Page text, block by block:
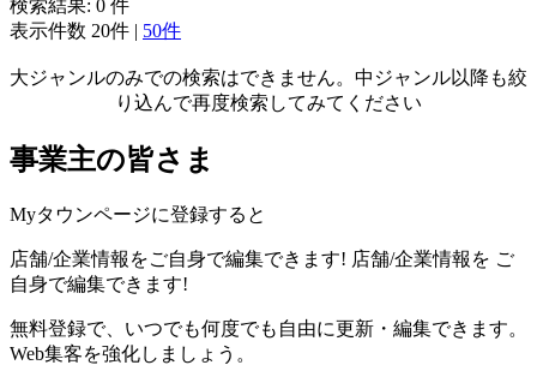
検索結果: 0 件
表示件数 20件 | 50件
大ジャンルのみでの検索はできません。中ジャンル以降も絞
り込んで再度検索してみてください
事業主の皆さま
Myタウンページに登録すると
店舗/企業情報をご自身で編集できます! 店舗/企業情報を ご
自身で編集できます!
無料登録で、いつでも何度でも自由に更新・編集できます。
Web集客を強化しましょう。